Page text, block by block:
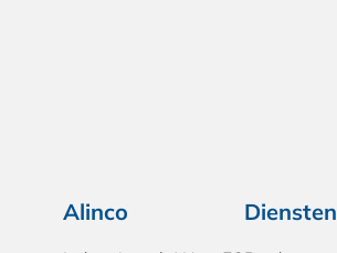
Alinco Diensten